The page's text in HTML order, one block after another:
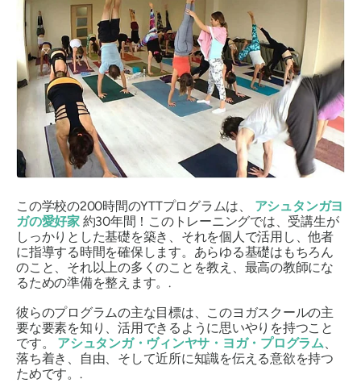
この学校の200時間のYTTプログラムは、 アシュタンガヨ
ガの愛好家約30年間！このトレーニングでは、受講生が
しっかりとした基礎を築き、それを個人で活用し、他者
に指導する時間を確保します。あらゆる基礎はもちろん
のこと、それ以上の多くのことを教え、最高の教師にな
るための準備を整えます。.
彼らのプログラムの主な目標は、このヨガスクールの主
要な要素を知り、活用できるように思いやりを持つこと
です。 アシュタンガ・ヴィンヤサ・ヨガ・プログラム、
落ち着き、自由、そして近所に知識を伝える意欲を持つ
ためです。.